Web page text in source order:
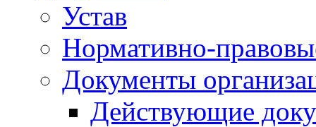
Устав
Нормативно-
Документы
Действующие